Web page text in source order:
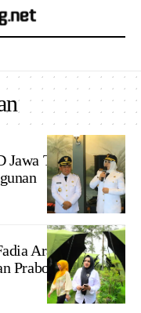
Tengah 2025-
Arafiq Siap
Prabowo